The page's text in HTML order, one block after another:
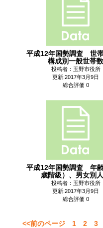
平成12年国勢調査 世
構成別一般世帯数
投稿者：玉野市役所
更新:2017年3月9日
総合評価 0
平成12年国勢調査 年
歳階級）、男女別
投稿者：玉野市役所
更新:2017年3月9日
総合評価 0
<<前のページ 1 2 3